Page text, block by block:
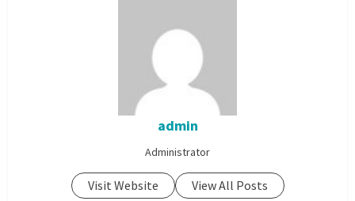
admin
Administrator
Visit Website View All Posts